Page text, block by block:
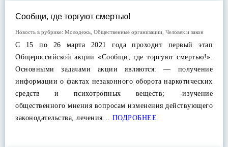
Сообщи, где торгуют смертью!
Новость в рубрике: Молодежь Общественные организации Человек и закон
С 15 по 26 марта 2021 года проходит первый этап
Общероссийской акции «Сообщи, где торгуют смертью!».
Основными задачами акции являются: — получение
информации о фактах незаконного оборота наркотических
средств и психотропных веществ; -изучение
общественного мнения вопросам изменения действующего
законодательства, лечения… ПОДРОБНЕЕ